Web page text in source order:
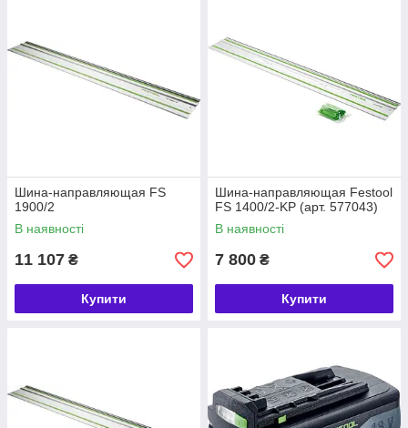
Шина-направляющая FS
1900/2
В наявності
11 107 ₴
Купити
Шина-направляющая Festool
FS 1400/2-KP (арт. 577043)
В наявності
7 800 ₴
Купити